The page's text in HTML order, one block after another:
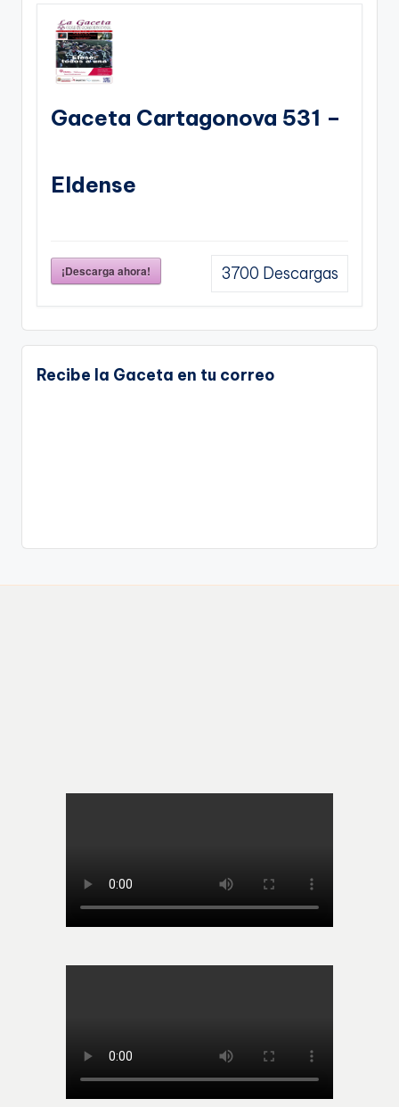
Gaceta Cartagonova 531 –
Eldense
¡Descarga ahora! 3700 Descargas
Recibe la Gaceta en tu correo